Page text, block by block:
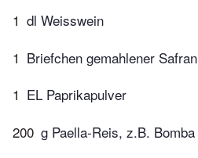
1 dl Weisswein
1 Briefchen gemahlener Safran
1 EL Paprikapulver
200 g Paella-Reis, z.B. Bomba